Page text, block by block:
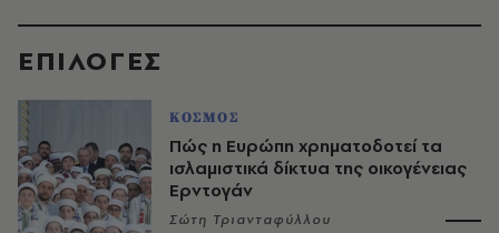
EΠΙΛΟΓΈΣ
ΚΟΣΜΟΣ
Πώς η Ευρώπη χρηματοδοτεί τα
ισλαμιστικά δίκτυα της οικογένειας
Ερντογάν
Σώτη Τριανταφύλλου